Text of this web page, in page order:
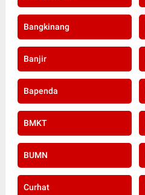
Bangkinang
Banjir
Bapenda
BMKT
BUMN
Curhat